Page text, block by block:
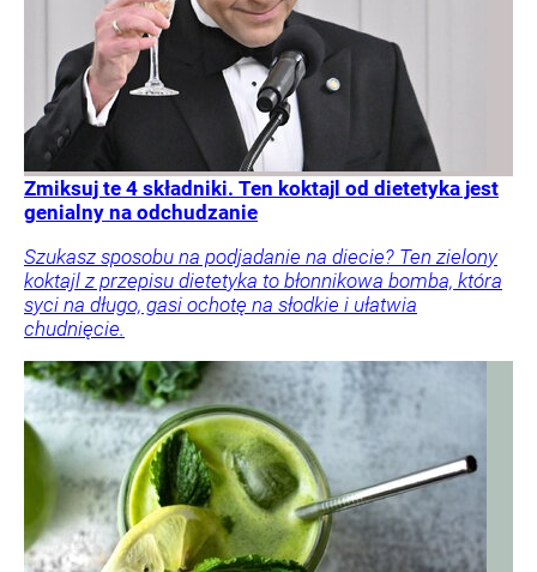
Zmiksuj te 4 składniki. Ten koktajl od dietetyka jest
genialny na odchudzanie
Szukasz sposobu na podjadanie na diecie? Ten zielony
koktajl z przepisu dietetyka to błonnikowa bomba, która
syci na długo, gasi ochotę na słodkie i ułatwia
chudnięcie.